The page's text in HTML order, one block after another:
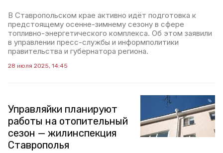
В Ставропольском крае активно идёт подготовка к
предстоящему осенне-зимнему сезону в сфере
топливно-энергетического комплекса. Об этом заявили
в управлении пресс-службы и информполитики
правительства и губернатора региона.
28 июля 2025, 14:45
Управляйки планируют
работы на отопительный
сезон — жилинспекция
Ставрополья